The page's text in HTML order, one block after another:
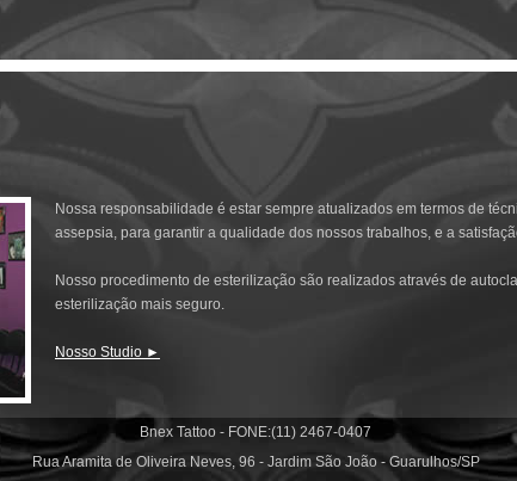
Nossa responsabilidade é estar sempre atualizados em termos de
assepsia, para garantir a qualidade dos nossos trabalhos, e a
Nosso procedimento de esterilização são realizados através de
esterilização mais seguro.
Nosso Studio ►
Bnex Tattoo - FONE:(11) 2467-0407
Rua Aramita de Oliveira Neves, 96 - Jardim São João - Guarulhos/SP